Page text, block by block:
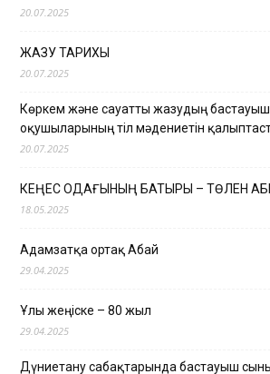
20.07.2025
ЖАЗУ ТАРИХЫ
20.07.2025
Көркем және сауатты жазудың
оқушыларының тіл мәдениетін
20.07.2025
КЕҢЕС ОДАҒЫНЫҢ БАТЫРЫ – ТӨЛЕН
18.05.2025
Адамзатқа ортақ Абай
29.04.2025
Ұлы жеңіске – 80 жыл
29.04.2025
Дүниетану сабақтарында бастауыш